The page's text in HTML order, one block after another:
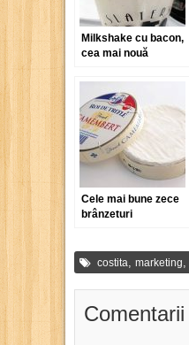
Milkshake cu bacon,
cea mai nouă
americană
Cele mai bune zece
brânzeturi
costita marketing
Comentarii